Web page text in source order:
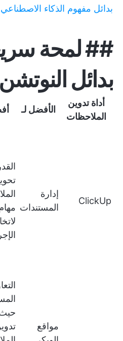
بدائل مفهوم الذكاء الاصطناعي
##لمحة
بدائل النوتشن
أداة تدوين
الملاحظات
الأفضل لـ
ClickUp
إدارة
المستندات
مواقع